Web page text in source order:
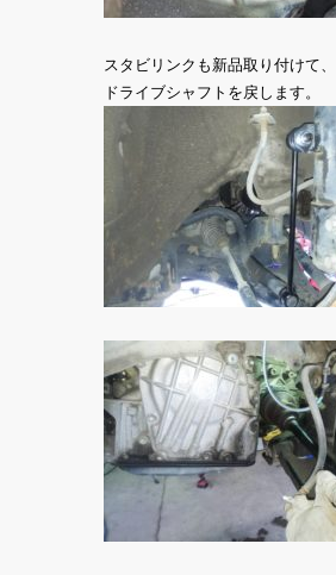
スタビリンクも新品取り付けて、
ドライブシャフトを戻します。